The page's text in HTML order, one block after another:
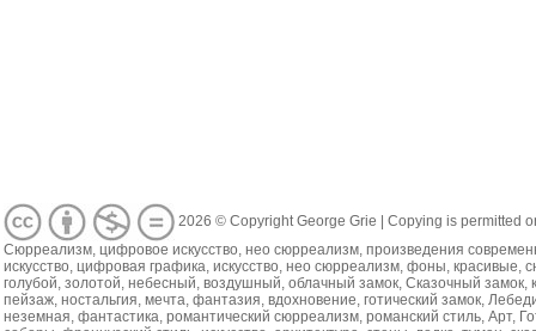
2026 © Copyright George Grie | Copying is permitted
Сюрреализм, цифровое искусство, нео сюрреализм, произведения
искусство, цифровая графика, искусство, нео сюрреализм, фоны, красивые,
голубой, золотой, небесный, воздушный, облачный замок, Сказочный
пейзаж, ностальгия, мечта, фантазия, вдохновение, готический замок,
неземная, фантастика, романтический сюрреализм, романский стиль, Арт,